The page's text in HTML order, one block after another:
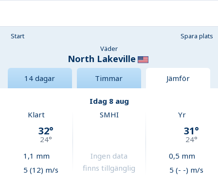
Start
Spara plats
Väder
North Lakeville
14 dagar Timmar Jämför
Idag 8 aug
Klart
32°
24°
1,1 mm
5 (12) m/s
SMHI
Ingen data
finns tillgänglig
Yr
31°
24°
0,5 mm
5 (- -) m/s